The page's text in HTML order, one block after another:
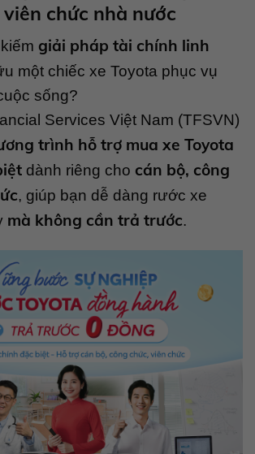
chức nhà nước
giải pháp tài chính linh
một chiếc xe Toyota phục vụ
sống?
Services Việt Nam (TFSVN)
trình hỗ trợ mua xe Toyota
dành riêng cho cán bộ, công
, giúp bạn dễ dàng rước xe
mà không cần trả trước.